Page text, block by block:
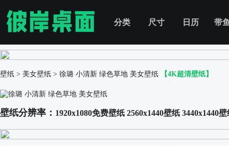
分类 尺寸 日历 带
壁纸 > 美女壁纸 > 徐璐 小清新 绿色草地 美女壁纸 【4K超清壁纸】
壁纸分辨率： 1920x1080免费壁纸 2560x1440壁纸 3440x1440壁